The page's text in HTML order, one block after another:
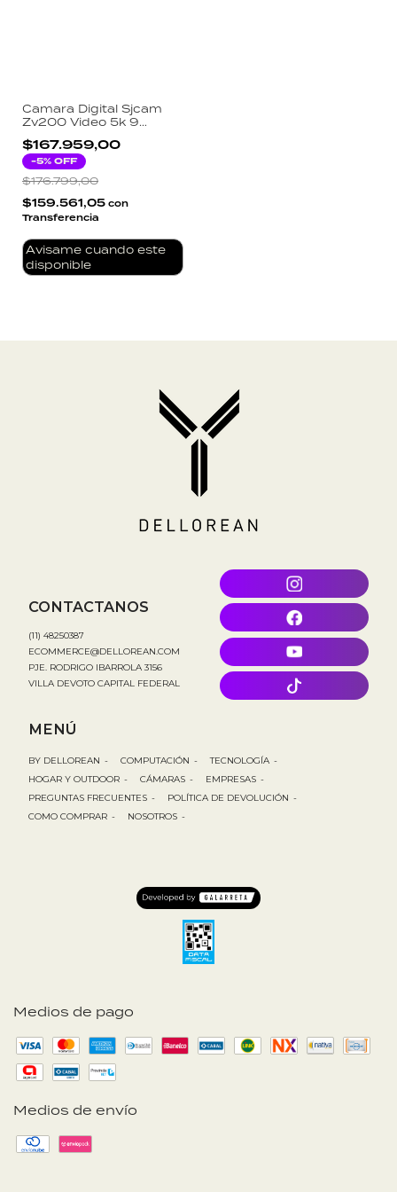
Camara Digital Sjcam
Zv200 Video 5k 9
Modos Mp4 Usb - Outlet
$167.959,00
-5% OFF
$176.799,00
$159.561,05 con
Transferencia
Avisame cuando este
disponible
Medios de pago
Medios de envío
CONTACTANOS
(11) 48250387
ECOMMERCE@DELLOREAN.COM
PJE. RODRIGO IBARROLA 3156
VILLA DEVOTO CAPITAL FEDERAL
MENÚ
BY DELLOREAN - COMPUTACIÓN - TECNOLOGÍA -
HOGAR Y OUTDOOR - CÁMARAS - EMPRESAS -
PREGUNTAS FRECUENTES - POLÍTICA DE DEVOLUCIÓN -
COMO COMPRAR - NOSOTROS -